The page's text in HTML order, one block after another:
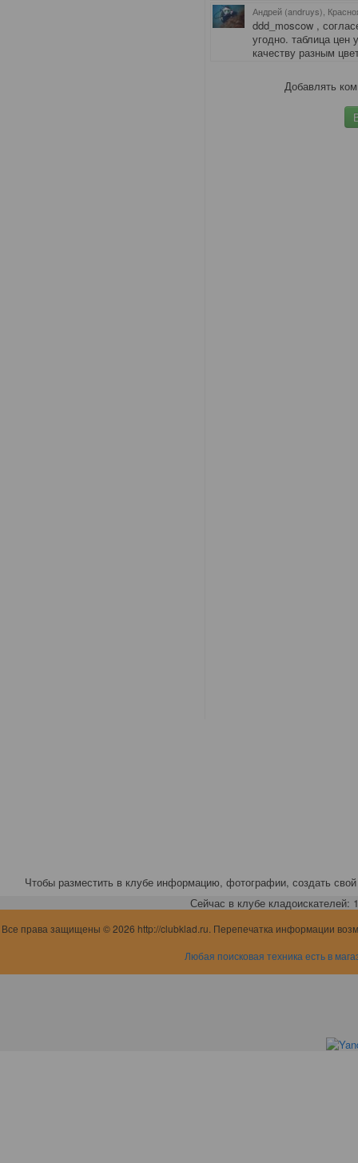
Андрей (andruys),
ddd_moscow ,
угодно. таблица цен
качеству разным
Добавлять
Чтобы разместить в клубе информацию, фотографии, создать свой
Сейчас в клубе кладоискателей:
Все права защищены © 2026 http://clubklad.ru. Перепечатка информации
Любая поисковая техника есть в